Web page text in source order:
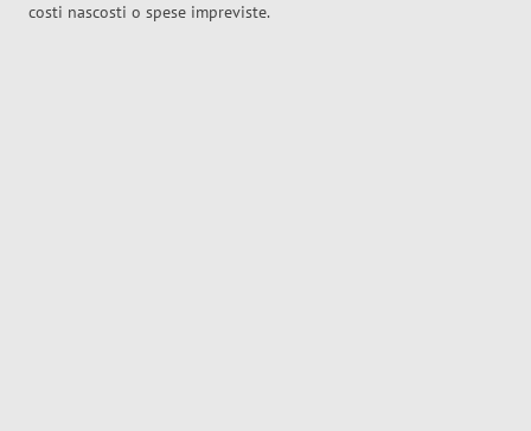
costi nascosti o spese impreviste.